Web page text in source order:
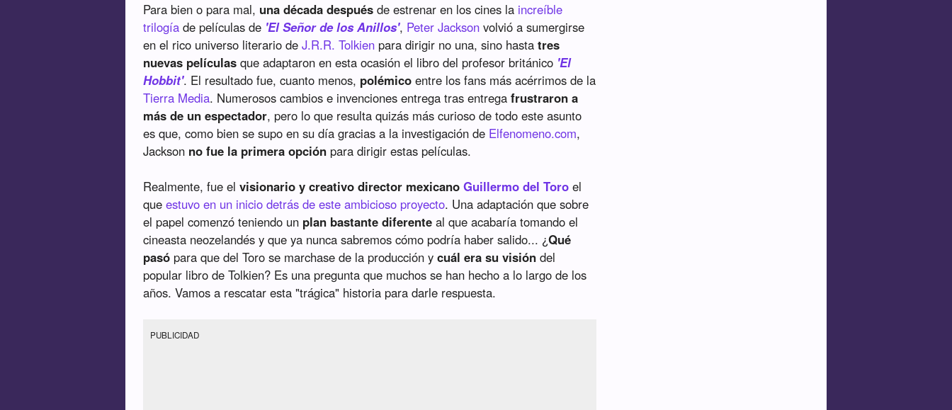
Para bien o para mal, una década después de estrenar en los cines la increíble
trilogía de películas de 'El Señor de los Anillos', Peter Jackson volvió a sumergirse
en el rico universo literario deJ.R.R. Tolkien para dirigir no una, sino hastatres
nuevas películas que adaptaron en esta ocasión el libro del profesor británico 'El
Hobbit'. El resultado fue, cuanto menos, polémico entre los fans más acérrimos de la
Tierra Media. Numerosos cambios e invenciones entrega tras entregafrustraron a
más de un espectador, pero lo que resulta quizás más curioso de todo este asunto
es que, como bien se supo en su día gracias a la investigación de Elfenomeno.com,
Jackson no fue la primera opción para dirigir estas películas.
Realmente, fue elvisionario y creativo director mexicanoGuillermo del Toro el
queestuvo en un inicio detrás de este ambicioso proyecto. Una adaptación que sobre
el papel comenzó teniendo un plan bastante diferente al que acabaría tomando el
cineasta neozelandés y que ya nunca sabremos cómo podría haber salido... ¿Qué
pasó para que del Toro se marchase de la producción ycuál era su visión del
popular libro de Tolkien? Es una pregunta que muchos se han hecho a lo largo de los
años. Vamos a rescatar esta "trágica" historia para darle respuesta.
PUBLICIDAD